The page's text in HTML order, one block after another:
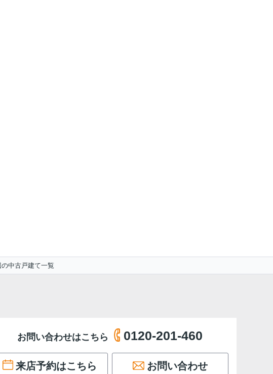
の中古戸建て一覧
お問い合わせはこちら 0120-201-460
来店予約はこちら お問い合わせ